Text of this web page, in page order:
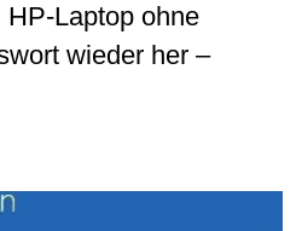
Laptop ohne
wieder her –